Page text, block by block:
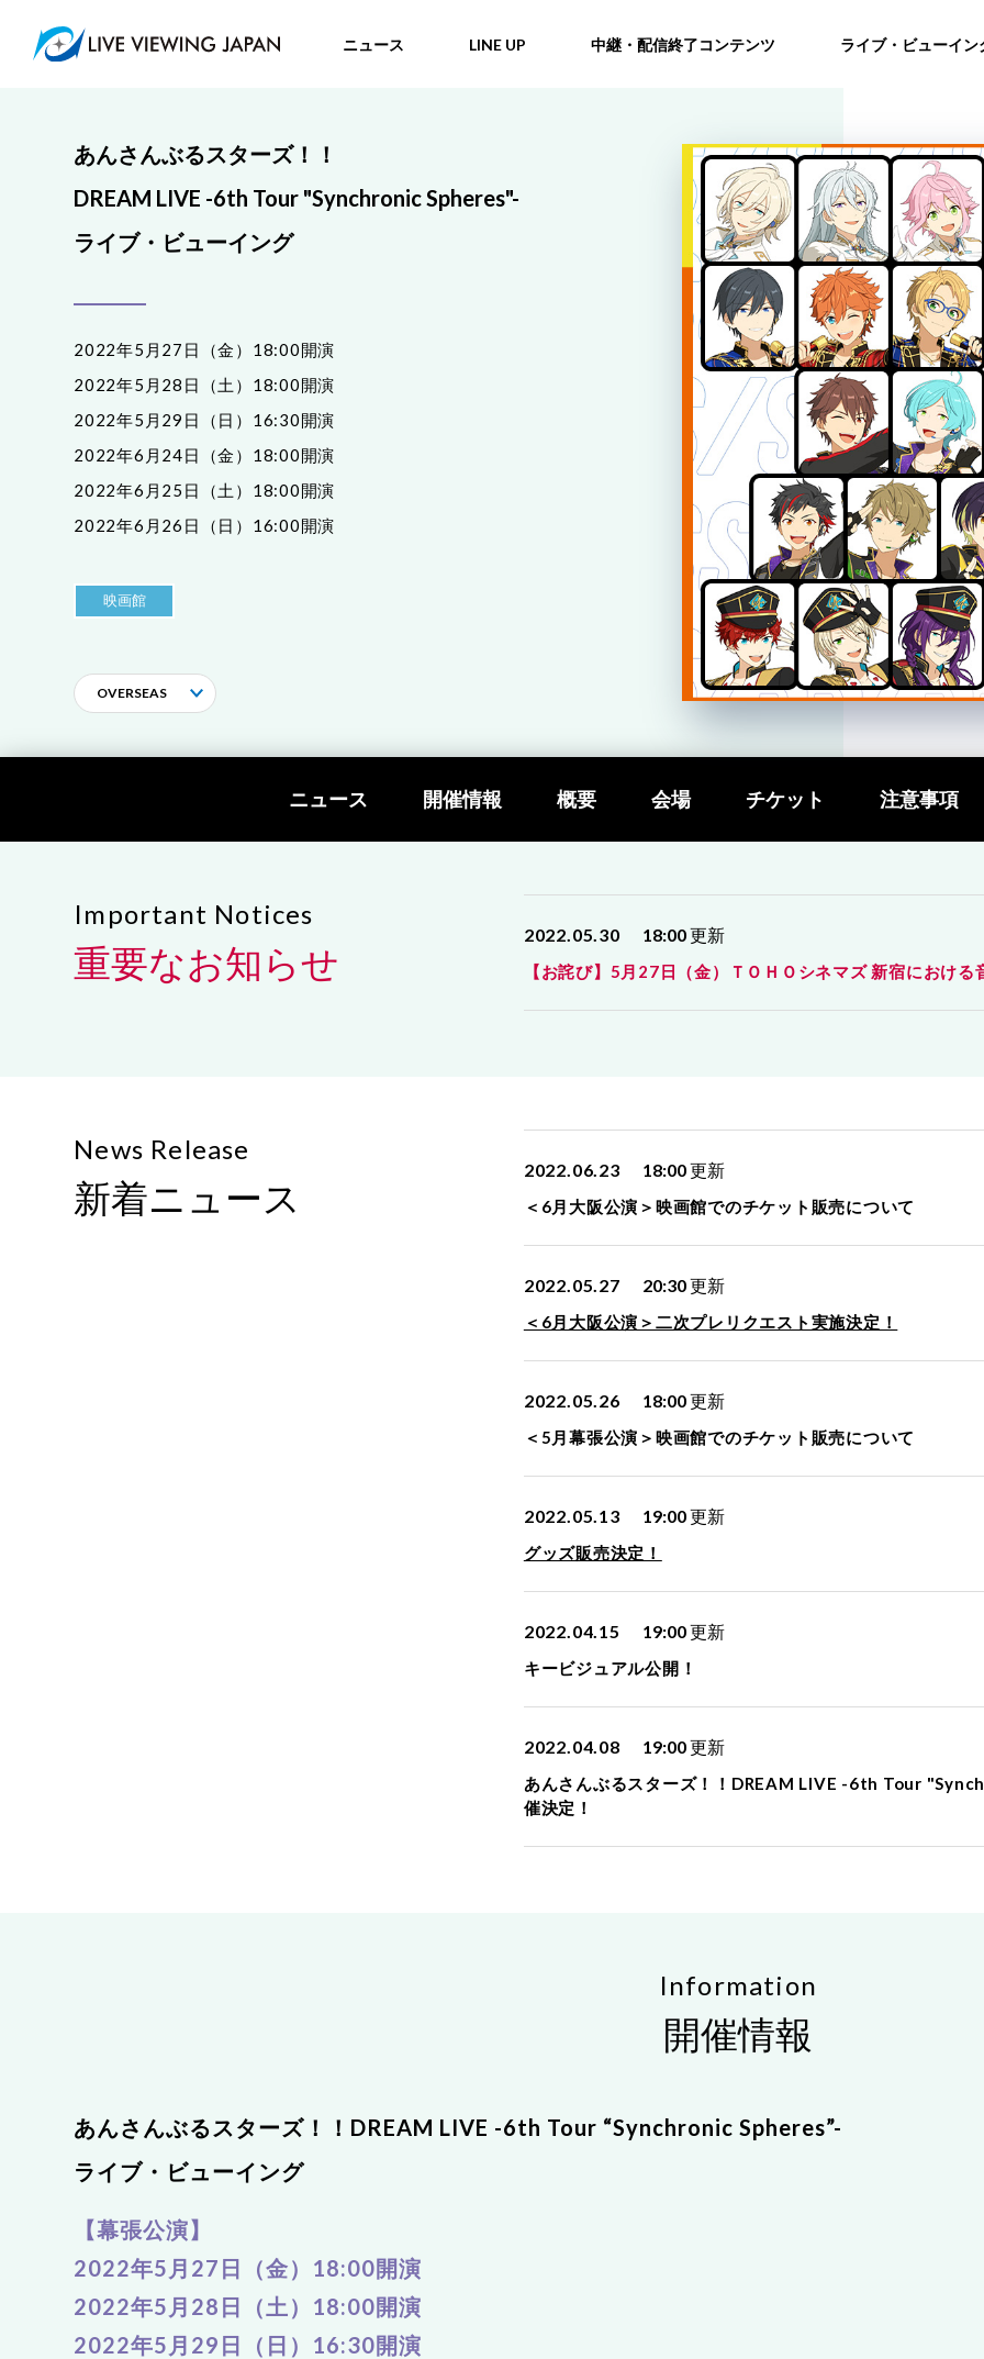
ニュース LINE UP 中継・配信終了コンテンツ ライブ・ビューイン
あんさんぶるスターズ！！
DREAM LIVE -6th Tour "Synchronic Spheres"-
ライブ・ビューイング
2022年5月27日（金）18:00開演
2022年5月28日（土）18:00開演
2022年5月29日（日）16:30開演
2022年6月24日（金）18:00開演
2022年6月25日（土）18:00開演
2022年6月26日（日）16:00開演
映画館
OVERSEAS
ニュース 開催情報 概要 会場 チケット 注意事項
Important Notices
重要なお知らせ
2022.05.30 18:00更新
【お詫び】5月27日（金）ＴＯＨＯシネマズ 新宿における
News Release
新着ニュース
2022.06.23 18:00更新
＜6月大阪公演＞映画館でのチケット販売について
2022.05.27 20:30更新
＜6月大阪公演＞二次プレリクエスト実施決定！
2022.05.26 18:00更新
＜5月幕張公演＞映画館でのチケット販売について
2022.05.13 19:00更新
グッズ販売決定！
2022.04.15 19:00更新
キービジュアル公開！
2022.04.08 19:00更新
あんさんぶるスターズ！！DREAM LIVE -6th Tour
催決定！
Information
開催情報
あんさんぶるスターズ！！DREAM LIVE -6th Tour “Synchronic Spheres”-
ライブ・ビューイング
【幕張公演】
2022年5月27日（金）18:00開演
2022年5月28日（土）18:00開演
2022年5月29日（日）16:30開演